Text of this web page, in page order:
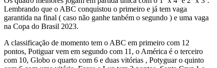
Lembrando que o ABC conquistou o primeiro e já tem vaga
garantida na final ( caso não ganhe tanbém o segundo ) e uma vaga
na Copa do Brasil 2023.
A classificação de momento tem o ABC em primeiro com 12
pontos, Potiguar vem em segundo com 11, o América é o terceiro
com 10, Globo o quarto com 6 e duas vitórias , Potyguar o quinto